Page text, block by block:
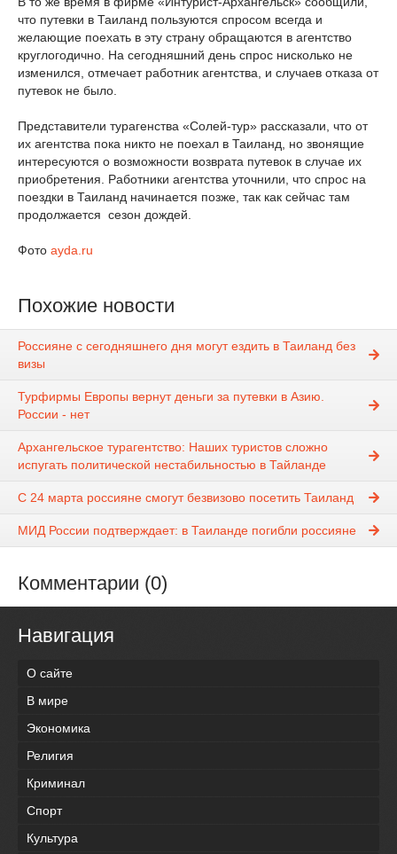
что путевки в Таиланд пользуются спросом всегда и
желающие поехать в эту страну обращаются в агентство
круглогодично. На сегодняшний день спрос нисколько не
изменился, отмечает работник агентства, и случаев отказа от
путевок не было.
Представители турагенства «Солей-тур» рассказали, что от
их агентства пока никто не поехал в Таиланд, но звонящие
интересуются о возможности возврата путевок в случае их
приобретения. Работники агентства уточнили, что спрос на
поездки в Таиланд начинается позже, так как сейчас там
продолжается сезон дождей.
Фото ayda.ru
Похожие новости
Россияне с сегодняшнего дня могут ездить в Таиланд без
визы
Турфирмы Европы вернут деньги за путевки в Азию.
России - нет
Архангельское турагентство: Наших туристов сложно
испугать политической нестабильностью в Тайланде
C 24 марта россияне смогут безвизово посетить Таиланд
МИД России подтверждает: в Таиланде погибли россияне
Комментарии (0)
Навигация
О сайте
В мире
Экономика
Религия
Криминал
Спорт
Культура